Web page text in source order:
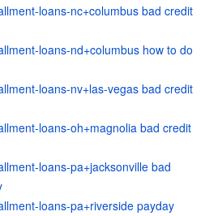
loans-nc+columbus bad credit
loans-nd+columbus how to do
loans-nv+las-vegas bad credit
loans-oh+magnolia bad credit
loans-pa+jacksonville bad
loans-pa+riverside payday